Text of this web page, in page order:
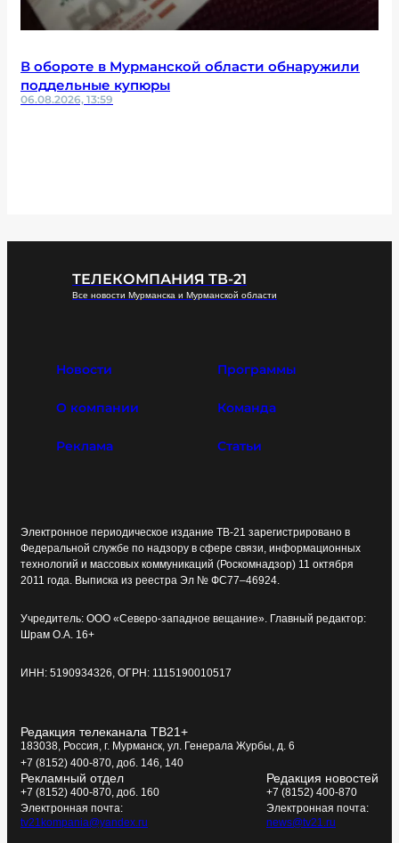
В обороте в Мурманской области обнаружили
поддельные купюры
06.08.2026, 13:59
ТЕЛЕКОМПАНИЯ ТВ-21
Все новости Мурманска и Мурманской области
Новости Программы
О компании Команда
Реклама Статьи
Электронное периодическое издание ТВ-21 зарегистрировано в
Федеральной службе по надзору в сфере связи, информационных
технологий и массовых коммуникаций (Роскомнадзор) 11 октября
2011 года. Выписка из реестра Эл № ФС77–46924.
Учредитель: ООО «Северо-западное вещание». Главный редактор:
Шрам О.А. 16+
ИНН: 5190934326, ОГРН: 1115190010517
Редакция телеканала ТВ21+
183038, Россия, г. Мурманск, ул. Генерала Журбы, д. 6
+7 (8152) 400-870, доб. 146, 140
Рекламный отдел
+7 (8152) 400-870, доб. 160
Электронная почта:
tv21kompania@yandex.ru
Редакция новостей
+7 (8152) 400-870
Электронная почта:
news@tv21.ru